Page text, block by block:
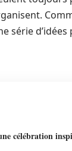
série
célébration